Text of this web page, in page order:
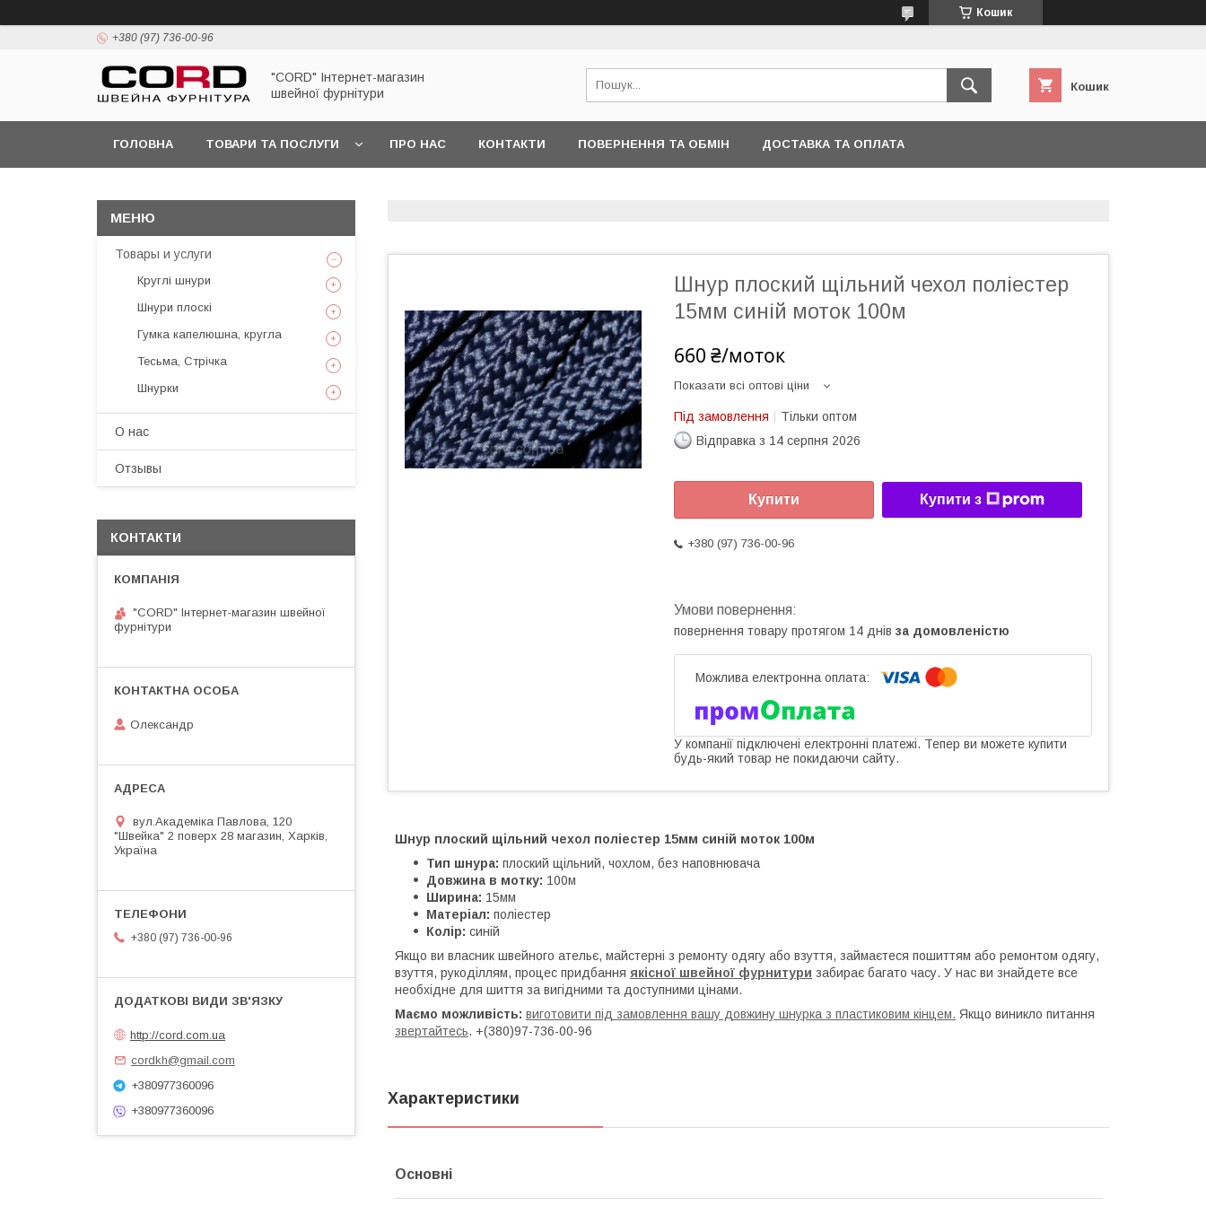
Кошик
+380 (97) 736-00-96
"CORD" Інтернет-магазин
швейної фурнітури
Кошик
ГОЛОВНА ТОВАРИ ТА ПОСЛУГИ ПРО НАС КОНТАКТИ ПОВЕРНЕННЯ ТА ОБМІН ДОСТАВКА ТА ОПЛАТА
Шнур плоский щільний чехол поліестер
15мм синій моток 100м
660 ₴/моток
Показати всі оптові ціни
Під замовлення
Тільки оптом
Відправка з 14 серпня 2026
Купити Купити з
+380 (97) 736-00-96
повернення товару протягом 14 днів за домовленістю
У компанії підключені електронні платежі. Тепер ви можете купити
будь-який товар не покидаючи сайту.
Шнур плоский щільний чехол поліестер 15мм синій моток 100м
Тип шнура: плоский щільний, чохлом, без наповнювача
Довжина в мотку: 100м
Ширина: 15мм
Матеріал: поліестер
Колір: синій
Якщо ви власник швейного ательє, майстерні з ремонту одягу або взуття, займаєтеся пошиттям або ремонтом одягу,
взуття, рукоділлям, процес придбання якісної швейної фурнитури забирає багато часу. У нас ви знайдете все
необхідне для шиття за вигідними та доступними цінами.
Маємо можливість: виготовити під замовлення вашу довжину шнурка з пластиковим кінцем. Якщо виникло питання
звертайтесь. +(380)97-736-00-96
Характеристики
Основні
Товары и услуги
Круглі шнури
Шнури плоскі
Гумка капелюшна, кругла
Тесьма, Стрічка
Шнурки
О нас
Отзывы
КОНТАКТИ
"CORD" Інтернет-магазин швейної
фурнітури
Олександр
вул.Академіка Павлова, 120
"Швейка" 2 поверх 28 магазин, Харків,
Україна
+380 (97) 736-00-96
http://cord.com.ua
cordkh@gmail.com
+380977360096
+380977360096